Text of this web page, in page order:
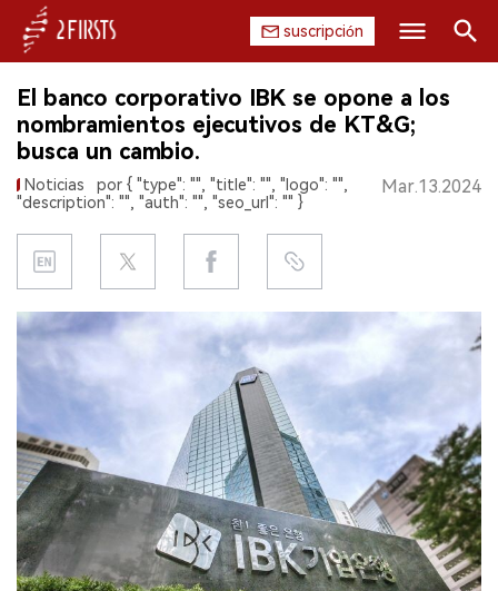
suscripción
INICIO
EMPRESA
REGULACIÓN
CHINA
DATOS
EXPOSICIÓN
ENTREVISTA
Buscar
El banco corporativo IBK se opone a los
nombramientos ejecutivos de KT&G;
busca un cambio.
Noticias
por { "type": "", "title": "", "logo": "",
"description": "", "auth": "", "seo_url": "" }
Mar.13.2024